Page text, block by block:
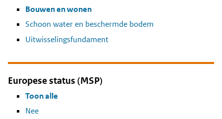
Bouwen en wonen
Schoon water en beschermde bodem
Uitwisselingsfundament
Europese status (MSP)
Toon alle
Nee